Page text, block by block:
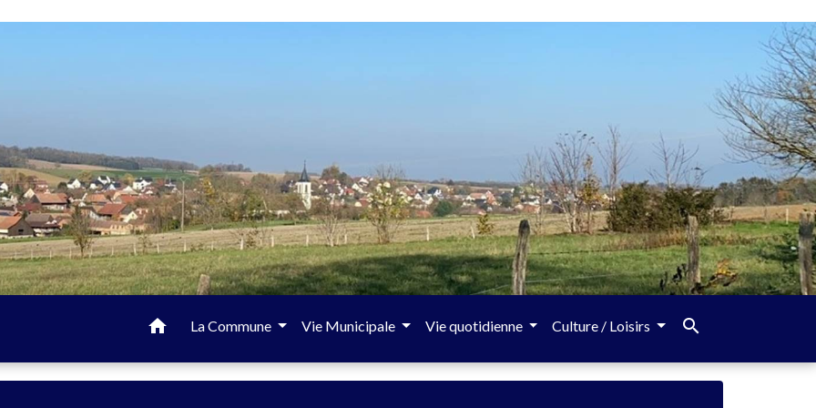
home La Commune Vie Municipale Vie quotidienne Culture / Loisirs search